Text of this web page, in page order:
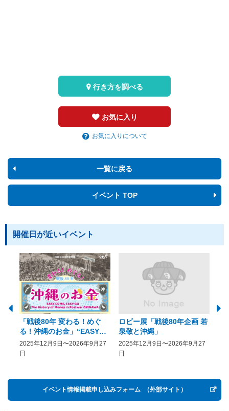
お気に入り
お気に入りについて
行き方を調べる
一覧に戻る
イベント TOP
開催日が近いイベント
「戦後80年 変わる！めぐ
る！沖縄のお金」“EASY
COME, EASY GO － The
History of Money in
2025年12月9日〜2026年9月27
日
ロビー展「戦後80年企画 若
泉敬と沖縄」
2025年12月9日〜2026年9月27
日
イベント情報掲載申し込みフォーム （外部サイト）